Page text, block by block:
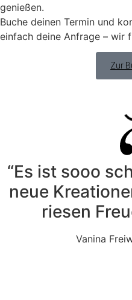
genießen.
Buche deinen Termin und
einfach deine Anfrage – wir
Zur
“Es ist sooo
neue
riesen
Vanina